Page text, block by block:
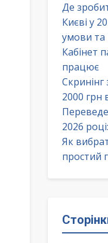
Де
Києві у
умови та
Кабінет
працює
Скринінг
2000 грн
2026
Як
простий